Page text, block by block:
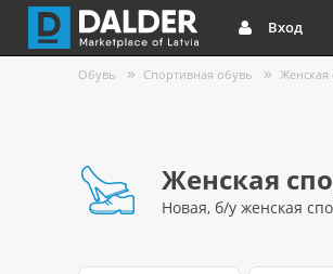
Вход
Обувь Спортивная обувь Женская
Женская
Новая, б/у женская